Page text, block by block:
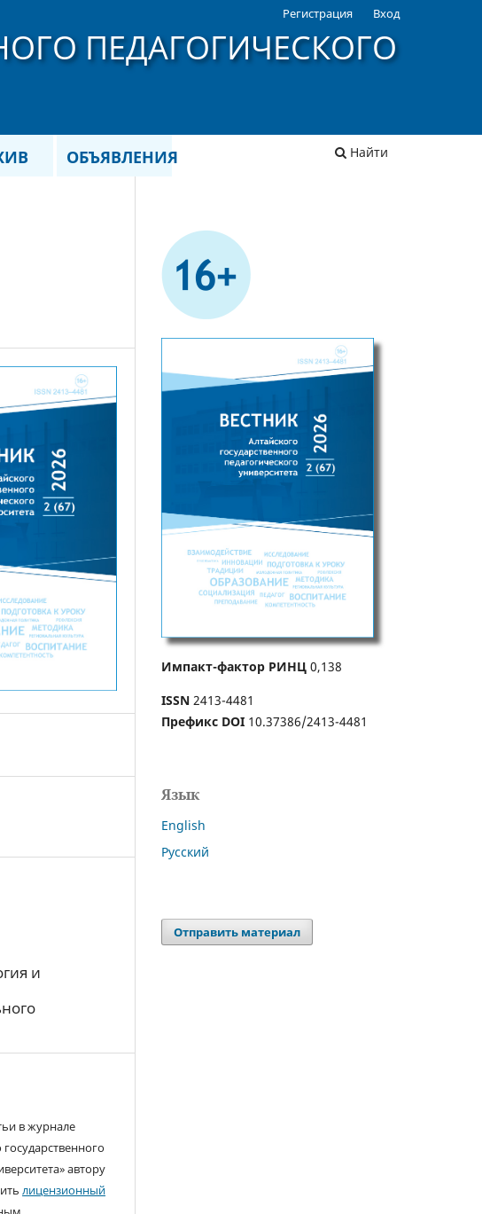
ПЕДАГОГИЧЕСКОГО
ОБЪЯВЛЕНИЯ Найти
Регистрация Вход
и
в журнале
автору
лицензионный
Импакт-фактор РИНЦ 0,138
ISSN 2413-4481
Префикс DOI 10.37386/2413-4481
Язык
English
Русский
Отправить материал